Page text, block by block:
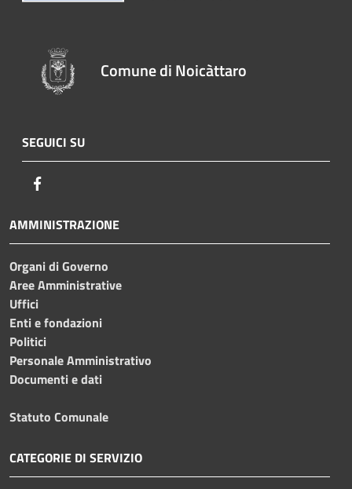
Comune di Noicàttaro
SEGUICI SU
AMMINISTRAZIONE
Organi di Governo
Aree Amministrative
Uffici
Enti e fondazioni
Politici
Personale Amministrativo
Documenti e dati
Statuto Comunale
CATEGORIE DI SERVIZIO